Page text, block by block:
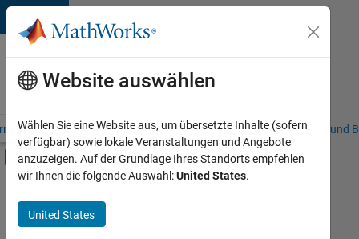
Weiter zum Inhalt
Karriere
bei
MathWorks
– Übersicht Stellensuche Niederlassungen Studierende und
Umschaltung für Off-Canvas-
Hauptinhalt
Praktika
Programm für Berufseinsteiger (EDG)
+7
Website auswählen
Wählen Sie eine Website aus, um übersetzte Inhalte (sofern
verfügbar) sowie lokale Veranstaltungen und Angebote
anzuzeigen. Auf der Grundlage Ihres Standorts empfehlen
wir Ihnen die folgende Auswahl:United States.
United States